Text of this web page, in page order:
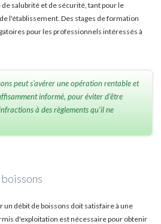
salubrité et de sécurité, tant pour le
l'établissement. Des stages de formation
pour les professionnels intéressés à
peut s'avérer une opération rentable et
informé, pour éviter d'être
à des règlements qu'il ne
débit de boissons doit satisfaire à une
d'exploitation est nécessaire pour obtenir